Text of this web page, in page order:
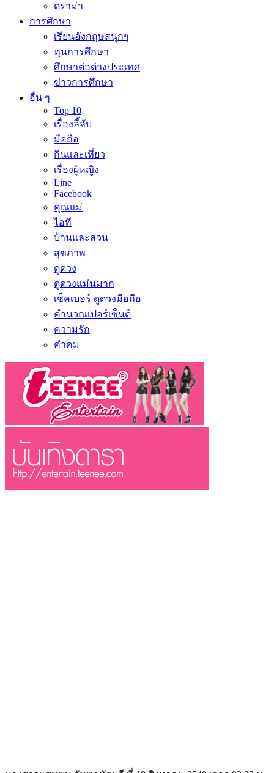
ดราม่า
การศึกษา
เรียนอังกฤษสนุกๆ
ทุนการศึกษา
ศึกษาต่อต่างประเทศ
ข่าวการศึกษา
อื่น ๆ
Top 10
เรื่องลี้ลับ
มือถือ
กินและเที่ยว
เรื่องผู้หญิง
Line
Facebook
คุณแม่
ไอที
บ้านและสวน
สุขภาพ
ดูดวง
ดูดวงแม่นมาก
เช็คเบอร์ ดูดวงมือถือ
คำนวณเปอร์เซ็นต์
ความรัก
คำคม